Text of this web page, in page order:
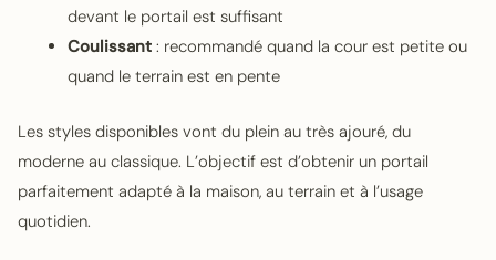
devant le portail est suffisant
Coulissant: recommandé quand la cour est petite ou
quand le terrain est en pente
Les styles disponibles vont du plein au très ajouré, du
moderne au classique. L’objectif est d’obtenir un portail
parfaitement adapté à la maison, au terrain et à l’usage
quotidien.